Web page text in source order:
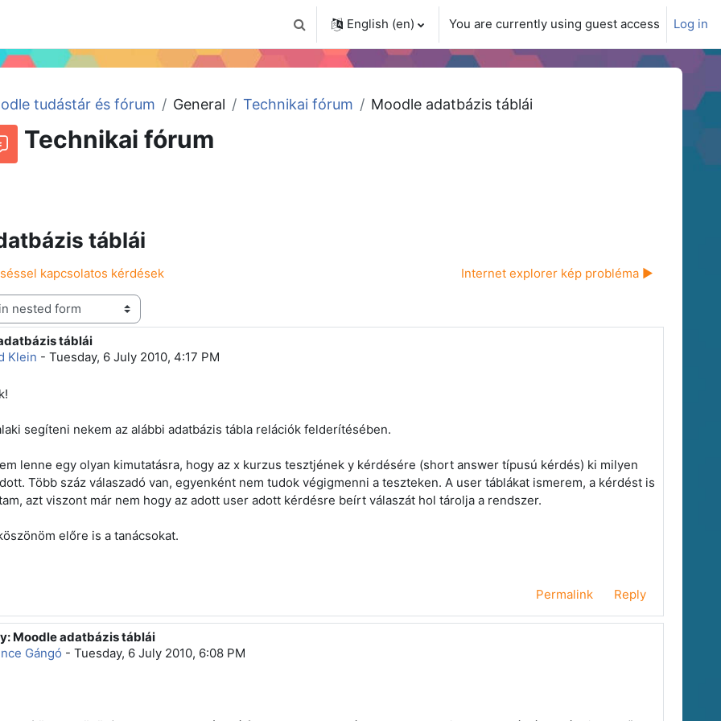
Toggle search input
English ‎(en)‎ You are currently using guest access Log in
tudástár és fórum General Technikai fórum Moodle adatbázis táblái
Technikai fórum
táblái
kapcsolatos kérdések Internet explorer kép probléma ▶︎
táblái
Klein - Tuesday, 6 July 2010, 4:17 PM
replies: 3
segíteni nekem az alábbi adatbázis tábla relációk felderítésében.
lenne egy olyan kimutatásra, hogy az x kurzus tesztjének y kérdésére (short answer típusú kérdés) ki milyen
Több száz válaszadó van, egyenként nem tudok végigmenni a teszteken. A user táblákat ismerem, a kérdést is
azt viszont már nem hogy az adott user adott kérdésre beírt válaszát hol tárolja a rendszer.
előre is a tanácsokat.
Permalink
Reply
to Arnold Klein
Moodle adatbázis táblái
Gángó -Tuesday, 6 July 2010, 6:08 PM